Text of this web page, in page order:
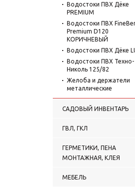
Водостоки ПВХ Дёке
PREMIUM
Водостоки ПВХ
Premium D120
КОРИЧНЕВЫЙ
Водостоки ПВХ Дёке
Водостоки ПВХ Техно-
Николь 125/82
Желоба и держатели
металлические
САДОВЫЙ ИНВЕНТАРЬ
ГВЛ, ГКЛ
ГЕРМЕТИКИ, ПЕНА
МОНТАЖНАЯ, КЛЕЯ
МЕБЕЛЬ